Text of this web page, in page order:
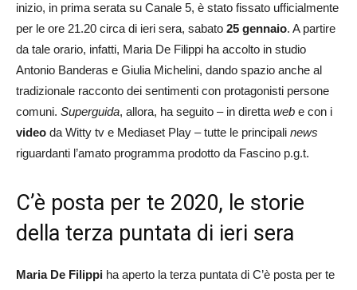
inizio, in prima serata su Canale 5, è stato fissato ufficialmente
per le ore 21.20 circa di ieri sera, sabato 25 gennaio. A partire
da tale orario, infatti, Maria De Filippi ha accolto in studio
Antonio Banderas e Giulia Michelini, dando spazio anche al
tradizionale racconto dei sentimenti con protagonisti persone
comuni. Superguida, allora, ha seguito – in direttaweb e con i
video da Witty tv e Mediaset Play – tutte le principali news
riguardanti l’amato programma prodotto da Fascino p.g.t.
C’è posta per te 2020, le storie
della terza puntata di ieri sera
Maria De Filippi ha aperto la terza puntata di C’è posta per te